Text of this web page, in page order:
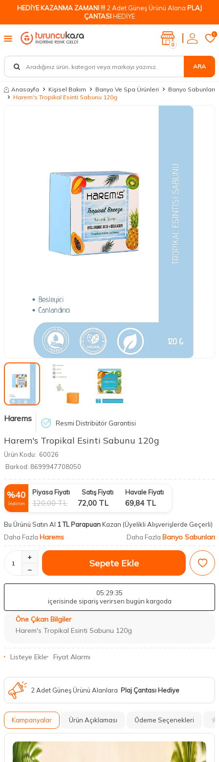
HEDİYE KAZANMA ZAMANI !!! 2 Adet Güneş Ürünü Alana PLAJ
ÇANTASIHEDİYE
ARA
0
0
Anasayfa Kişisel Bakım Banyo Ve Spa Ürünleri
Banyo Sabunları
Harem's Tropikal Esinti Sabunu 120g
Harems Resmi Distribütör Garantisi
Harem's Tropikal Esinti Sabunu 120g
Ürün Kodu: 60026
Barkod: 8699947708050
%40
İndirim
Piyasa Fiyatı
120,00TL
Satış Fiyatı
72,00 TL
Havale Fiyatı
69,84TL
Bu Ürünü Satın Al 1 TL ParapuanKazan (Üyelikli Alışverişlerde Geçerli)
Daha Fazla Harems Daha Fazla Banyo Sabunları
Sepete Ekle
05:29:34
içerisinde sipariş verirsen bugün kargoda
Öne Çıkan Bilgiler
Harem's Tropikal Esinti Sabunu 120g
Listeye Ekle Fiyat Alarmı
2 Adet Güneş Ürünü Alanlara Plaj Çantası Hediye
Kampanyalar Ürün Açıklaması Ödeme Seçenekleri